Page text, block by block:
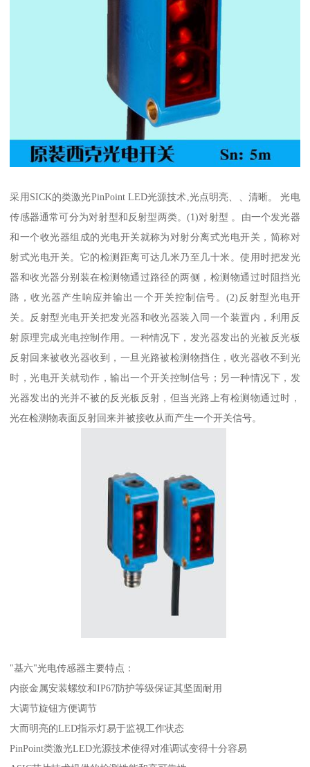
采用SICK的类激光PinPoint LED光源技术,光点明亮、、清晰。 光电
传感器通常可分为对射型和反射型两类。(1)对射型 。由一个发光器
和一个收光器组成的光电开关就称为对射分离式光电开关，简称对
射式光电开关。它的检测距离可达几米乃至几十米。使用时把发光
器和收光器分别装在检测物通过路径的两侧，检测物通过时阻挡光
路，收光器产生响应并输出一个开关控制信号。(2)反射型光电开
关。反射型光电开关把发光器和收光器装入同一个装置内，利用反
射原理完成光电控制作用。一种情况下，发光器发出的光被反光板
反射回来被收光器收到，一旦光路被检测物挡住，收光器收不到光
时，光电开关就动作，输出一个开关控制信号；另一种情况下，发
光器发出的光并不被的反光板反射，但当光路上有检测物通过时，
光在检测物表面反射回来并被接收从而产生一个开关信号。
"基六"光电传感器主要特点：
内嵌金属安装螺纹和IP67防护等级保证其坚固耐用
大调节旋钮方便调节
大而明亮的LED指示灯易于监视工作状态
PinPoint类激光LED光源技术使得对准调试变得十分容易